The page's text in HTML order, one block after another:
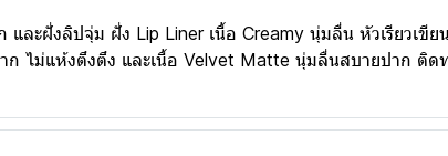
ฝั่งลิปจุ่ม ฝั่ง Lip Liner เนื้อ Creamy นุ่มลื่น หัวเรียวเขีย
ไม่แห้งตึงตึง และเนื้อ Velvet Matte นุ่มลื่นสบายปาก ติด